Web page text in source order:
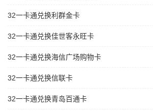
32一卡通兑换利群金卡
32一卡通兑换佳世客永旺卡
32一卡通兑换海信广场购物卡
32一卡通兑换信联卡
32一卡通兑换青岛百通卡